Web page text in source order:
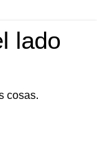
lado
cosas.